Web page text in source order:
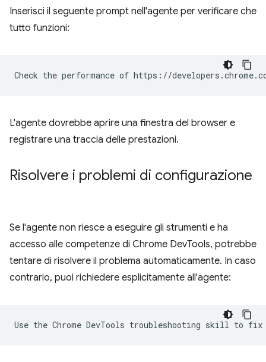
Inserisci il seguente prompt nell'agente per verificare che
tutto funzioni:
L'agente dovrebbe aprire una finestra del browser e
registrare una traccia delle prestazioni.
Risolvere i problemi di configurazione
Se l'agente non riesce a eseguire gli strumenti e ha
accesso alle competenze di Chrome DevTools, potrebbe
tentare di risolvere il problema automaticamente. In caso
contrario, puoi richiedere esplicitamente all'agente: